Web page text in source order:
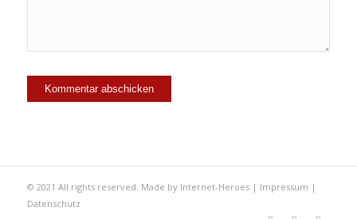
© 2021 All rights reserved. Made by Internet-Heroes| Impressum |
Datenschutz